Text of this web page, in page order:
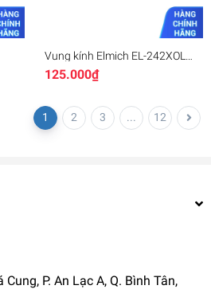
Vung kính Elmich EL-242XOL
size 20, 22, 24, 26, 28cm
125.000₫
1 2 3 ... 12
P. An Lạc A, Q. Bình Tân,